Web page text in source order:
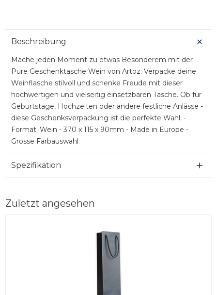
Beschreibung
Mache jeden Moment zu etwas Besonderem mit der
Pure Geschenktasche Wein von Artoz. Verpacke deine
Weinflasche stilvoll und schenke Freude mit dieser
hochwertigen und vielseitig einsetzbaren Tasche. Ob für
Geburtstage, Hochzeiten oder andere festliche Anlässe -
diese Geschenksverpackung ist die perfekte Wahl. -
Format: Wein - 370 x 115 x 90mm - Made in Europe -
Grosse Farbauswahl
Spezifikation
Zuletzt angesehen